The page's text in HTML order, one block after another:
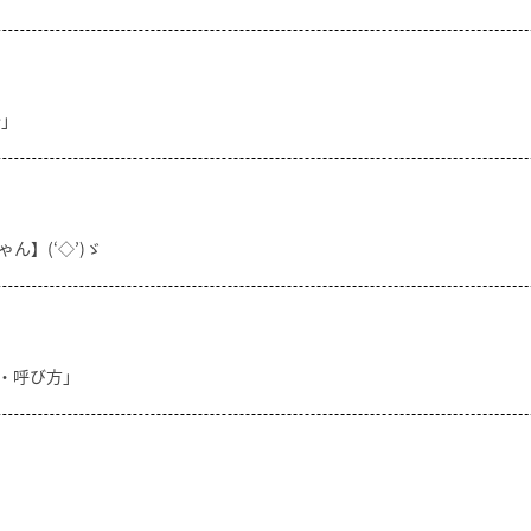
ん】(‘◇’)ゞ
び方」